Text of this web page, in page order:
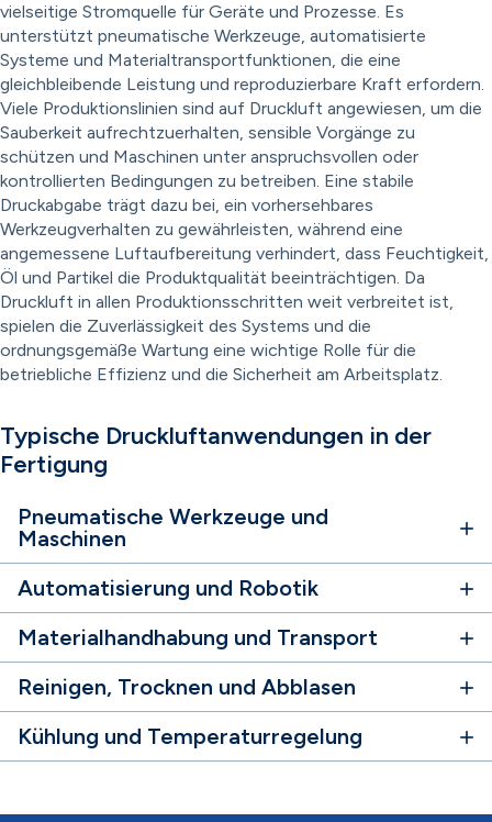
vielseitige Stromquelle für Geräte und Prozesse. Es
unterstützt pneumatische Werkzeuge, automatisierte
Systeme und Materialtransportfunktionen, die eine
gleichbleibende Leistung und reproduzierbare Kraft erfordern.
Viele Produktionslinien sind auf Druckluft angewiesen, um die
Sauberkeit aufrechtzuerhalten, sensible Vorgänge zu
schützen und Maschinen unter anspruchsvollen oder
kontrollierten Bedingungen zu betreiben. Eine stabile
Druckabgabe trägt dazu bei, ein vorhersehbares
Werkzeugverhalten zu gewährleisten, während eine
angemessene Luftaufbereitung verhindert, dass Feuchtigkeit,
Öl und Partikel die Produktqualität beeinträchtigen. Da
Druckluft in allen Produktionsschritten weit verbreitet ist,
spielen die Zuverlässigkeit des Systems und die
ordnungsgemäße Wartung eine wichtige Rolle für die
betriebliche Effizienz und die Sicherheit am Arbeitsplatz.
Typische Druckluftanwendungen in der
Fertigung
Pneumatische Werkzeuge und
Maschinen
Automatisierung und Robotik
Materialhandhabung und Transport
Reinigen, Trocknen und Abblasen
Kühlung und Temperaturregelung